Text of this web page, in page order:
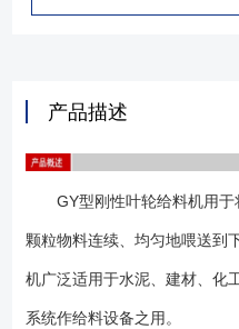
是由一级蜗轮与蜗杆付构成的。当
壳缺口处，落到测量叶轮内的齿槽
体内的缺口处煤粉即落入出粉管
止停机时煤粉自流的目的。 刚性
输送系统和负压输送设备上,它可
全的输送和收结物料,所以在这方面
产品描述
GY型刚性叶轮给料机用于
颗粒物料连续、均匀地喂送到
机广泛适用于水泥、建材、化
系统作给料设备之用。